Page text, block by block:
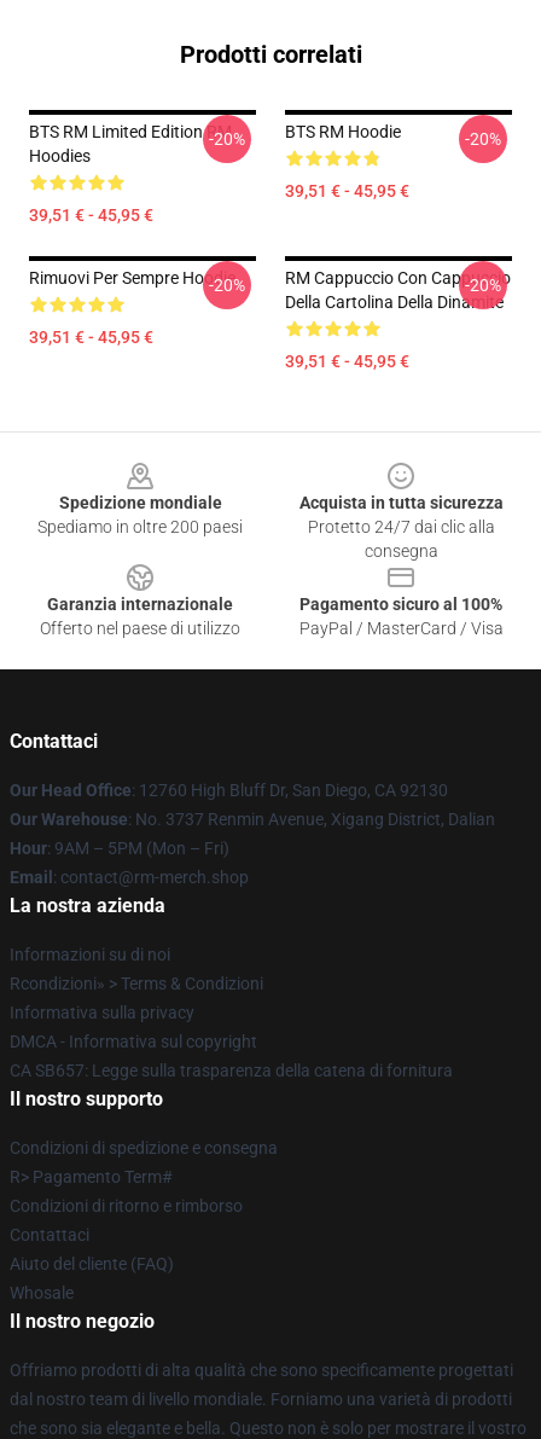
Prodotti correlati
BTS RM Limited Edition RM
Hoodies
39,51 € - 45,95 €
-20% BTS RM Hoodie
39,51 € - 45,95 €
-20%
Rimuovi Per Sempre Hoodie
39,51 € - 45,95 €
-20%
RM Cappuccio Con Cappuccio
Della Cartolina Della Dinamite
39,51 € - 45,95 €
-20%
Spedizione mondiale
Spediamo in oltre 200 paesi
Acquista in tutta sicurezza
Protetto 24/7 dai clic alla
consegna
Garanzia internazionale
Offerto nel paese di utilizzo
Pagamento sicuro al 100%
PayPal / MasterCard / Visa
Contattaci
Our Head Office: 12760 High Bluff Dr, San Diego, CA 92130
Our Warehouse: No. 3737 Renmin Avenue, Xigang District, Dalian
Hour: 9AM – 5PM (Mon – Fri)
Email : contact@rm-merch.shop
La nostra azienda
Informazioni su di noi
Rcondizioni» > Terms & Condizioni
Informativa sulla privacy
DMCA - Informativa sul copyright
CA SB657: Legge sulla trasparenza della catena di fornitura
Il nostro supporto
Condizioni di spedizione e consegna
R> Pagamento Term#
Condizioni di ritorno e rimborso
Contattaci
Aiuto del cliente (FAQ)
Whosale
Il nostro negozio
Offriamo prodotti di alta qualità che sono specificamente progettati
dal nostro team di livello mondiale. Forniamo una varietà di prodotti
che sono sia elegante e bella. Questo non è solo per mostrare il vostro